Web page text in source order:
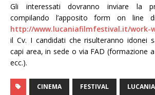
Gli interessati dovranno inviare la
compilando l’apposito form on line
http://www.lucaniafilmfestival.it/work-
il Cv. I candidati che risulteranno idonei
capi area, in sede o via FAD (formazione
ecc.).
CINEMA FESTIVAL